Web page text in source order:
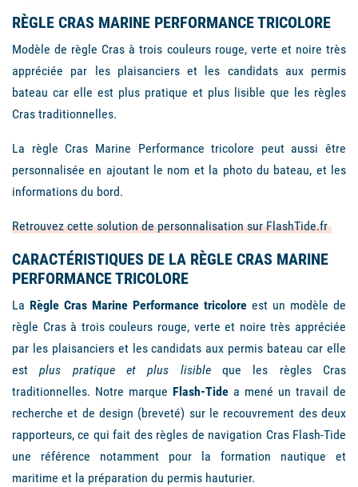
RÈGLE CRAS MARINE PERFORMANCE TRICOLORE
Modèle de règle Cras à trois couleurs rouge, verte et noire très
appréciée par les plaisanciers et les candidats aux permis
bateau car elle est plus pratique et plus lisible que les règles
Cras traditionnelles.
La règle Cras Marine Performance tricolore peut aussi être
personnalisée en ajoutant le nom et la photo du bateau, et les
informations du bord.
Retrouvez cette solution de personnalisation sur FlashTide.fr
CARACTÉRISTIQUES DE LA RÈGLE CRAS MARINE
PERFORMANCE TRICOLORE
La Règle Cras Marine Performance tricolore est un modèle de
règle Cras à trois couleurs rouge, verte et noire très appréciée
par les plaisanciers et les candidats aux permis bateau car elle
estplus pratique et plus lisibleque les règles Cras
traditionnelles. Notre marque Flash-Tide a mené un travail de
recherche et de design (breveté) sur le recouvrement des deux
rapporteurs, ce qui fait des règles de navigation Cras Flash-Tide
une référence notamment pour la formation nautique et
maritime et la préparation du permis hauturier.